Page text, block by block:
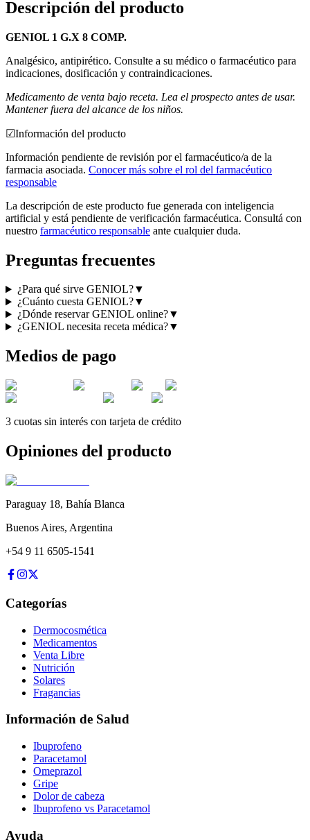
Descripción del producto
GENIOL 1 G.X 8 COMP.
Analgésico, antipirético. Consulte a su médico o farmacéutico para
indicaciones, dosificación y contraindicaciones.
Medicamento de venta bajo receta. Lea el prospecto antes de usar.
Mantener fuera del alcance de los niños.
☑Información del producto
Información pendiente de revisión por el farmacéutico/a de la
farmacia asociada. Conocer más sobre el rol del farmacéutico
responsable
La descripción de este producto fue generada con inteligencia
artificial y está pendiente de verificación farmacéutica. Consultá con
nuestro farmacéutico responsable ante cualquier duda.
Preguntas frecuentes
¿Para qué sirve GENIOL?▼
¿Cuánto cuesta GENIOL?▼
¿Dónde reservar GENIOL online?▼
¿GENIOL necesita receta médica?▼
Medios de pago
3 cuotas sin interés con tarjeta de crédito
Opiniones del producto
Paraguay 18, Bahía Blanca
Buenos Aires, Argentina
+54 9 11 6505-1541
Categorías
Dermocosmética
Medicamentos
Venta Libre
Nutrición
Solares
Fragancias
Información de Salud
Ibuprofeno
Paracetamol
Omeprazol
Gripe
Dolor de cabeza
Ibuprofeno vs Paracetamol
Ayuda